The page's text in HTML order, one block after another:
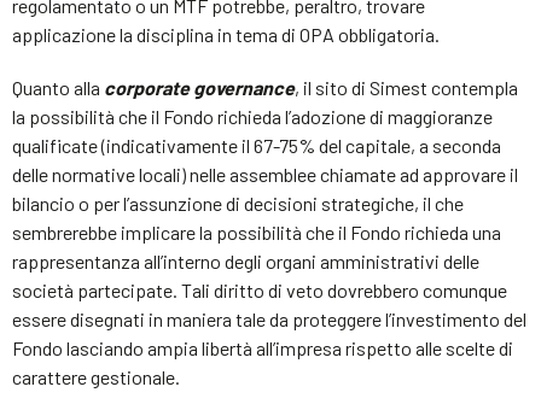
regolamentato o un MTF potrebbe, peraltro, trovare
applicazione la disciplina in tema di OPA obbligatoria.
Quanto alla corporate governance, il sito di Simest contempla
la possibilità che il Fondo richieda l’adozione di maggioranze
qualificate (indicativamente il 67-75% del capitale, a seconda
delle normative locali) nelle assemblee chiamate ad approvare il
bilancio o per l’assunzione di decisioni strategiche, il che
sembrerebbe implicare la possibilità che il Fondo richieda una
rappresentanza all’interno degli organi amministrativi delle
società partecipate. Tali diritto di veto dovrebbero comunque
essere disegnati in maniera tale da proteggere l’investimento del
Fondo lasciando ampia libertà all’impresa rispetto alle scelte di
carattere gestionale.